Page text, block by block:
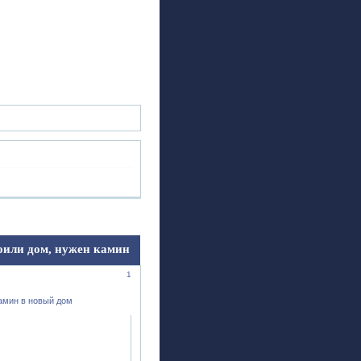
дом, нужен камин
1
в новый дом